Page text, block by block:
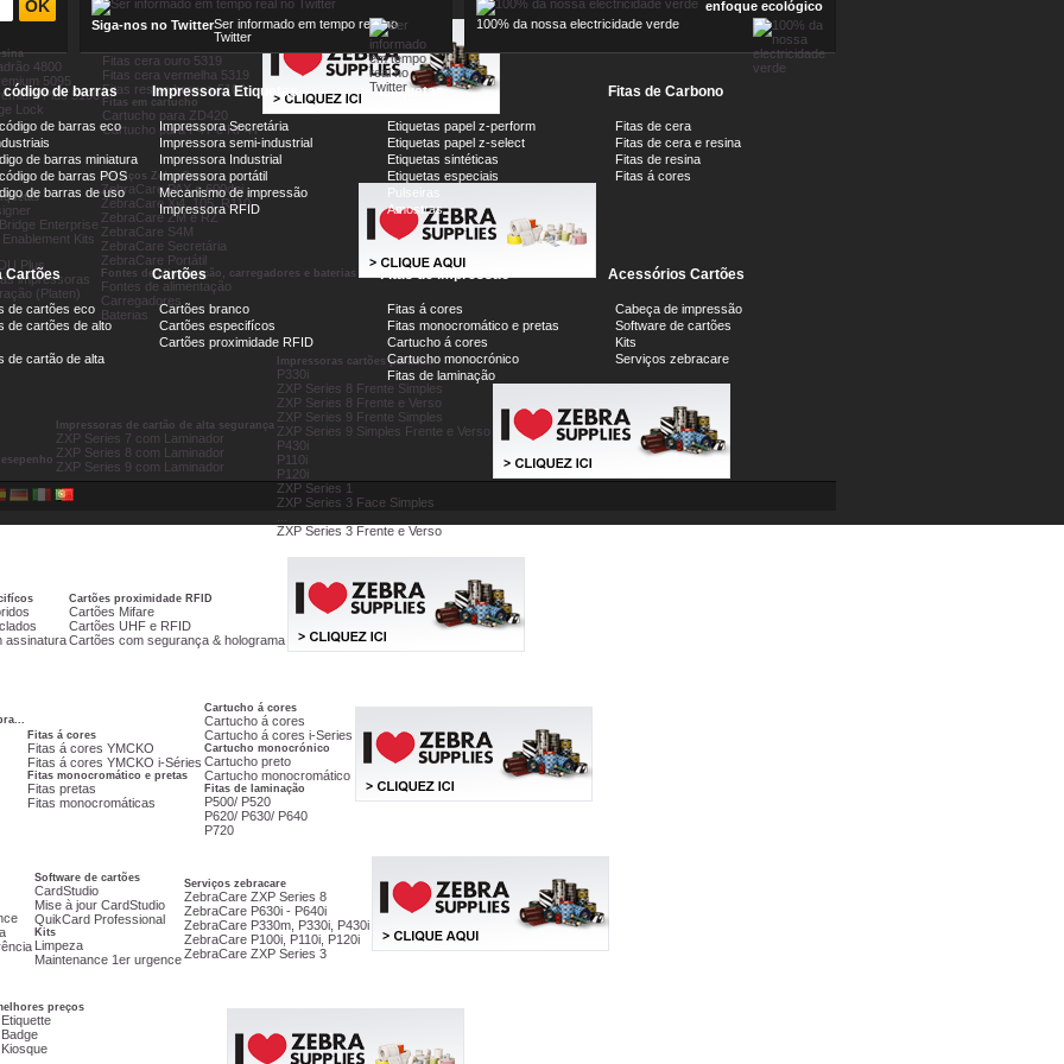
4800
5095
Plus 5100
Lock
Fitas á cores
Fitas cera azul 5319
Fitas cera ouro 5319
Fitas cera vermelha 5319
Fitas resina branca 5100
Fitas em cartucho
Cartucho para ZD420
Cartucho para P4T e RP4T
Enterprise
Kits
Plus
impressoras
(Platen)
Serviços ZebraCare
ZebraCare PAX e 600dpi
ZebraCare Xi4, 105, R110
ZebraCare ZM e RZ
ZebraCare S4M
ZebraCare Secretária
ZebraCare Portátil
Fontes de alimentação, carregadores e baterias
Fontes de alimentação
Carregadores
Baterias
Impressoras de cartão de alta segurança
ZXP Series 7 com Laminador
ZXP Series 8 com Laminador
ZXP Series 9 com Laminador
Impressoras cartões paradas
P330i
ZXP Series 8 Frente Simples
ZXP Series 8 Frente e Verso
ZXP Series 9 Frente Simples
ZXP Series 9 Simples Frente e Verso
P430i
P110i
P120i
ZXP Series 1
ZXP Series 3 Face Simples
ZXP Series 3 Frente e Verso
assinatura
Cartões proximidade RFID
Cartões Mifare
Cartões UHF e RFID
Cartões com segurança & holograma
Fitas á cores
Fitas á cores YMCKO
Fitas á cores YMCKO i-Séries
Fitas monocromático e pretas
Fitas pretas
Fitas monocromáticas
Cartucho á cores
Cartucho á cores
Cartucho á cores i-Series
Cartucho monocrónico
Cartucho preto
Cartucho monocromático
Fitas de laminação
P500/ P520
P620/ P630/ P640
P720
Software de cartões
CardStudio
Mise à jour CardStudio
QuikCard Professional
Kits
Limpeza
Maintenance 1er urgence
Serviços zebracare
ZebraCare ZXP Series 8
ZebraCare P630i - P640i
ZebraCare P330m, P330i, P430i
ZebraCare P100i, P110i, P120i
ZebraCare ZXP Series 3
preços
Siga-nos no TwitterSer informado em tempo real no
Twitter
enfoque ecológico
100% da nossa electricidade verde
código de barras
de barras eco
de barras miniatura
de barras POS
de barras de uso
Impressora Etiquetas
Impressora Secretária
Impressora semi-industrial
Impressora Industrial
Impressora portátil
Mecanismo de impressão
Impressora RFID
Etiquetas
Etiquetas papel z-perform
Etiquetas papel z-select
Etiquetas sintéticas
Etiquetas especiais
Pulseiras
Amostras
Fitas de Carbono
Fitas de cera
Fitas de cera e resina
Fitas de resina
Fitas á cores
Cartões
de cartões eco
de cartões de alto
de cartão de alta
Cartões
Cartões branco
Cartões especifícos
Cartões proximidade RFID
Fitas de Impressão
Fitas á cores
Fitas monocromático e pretas
Cartucho á cores
Cartucho monocrónico
Fitas de laminação
Acessórios Cartões
Cabeça de impressão
Software de cartões
Kits
Serviços zebracare